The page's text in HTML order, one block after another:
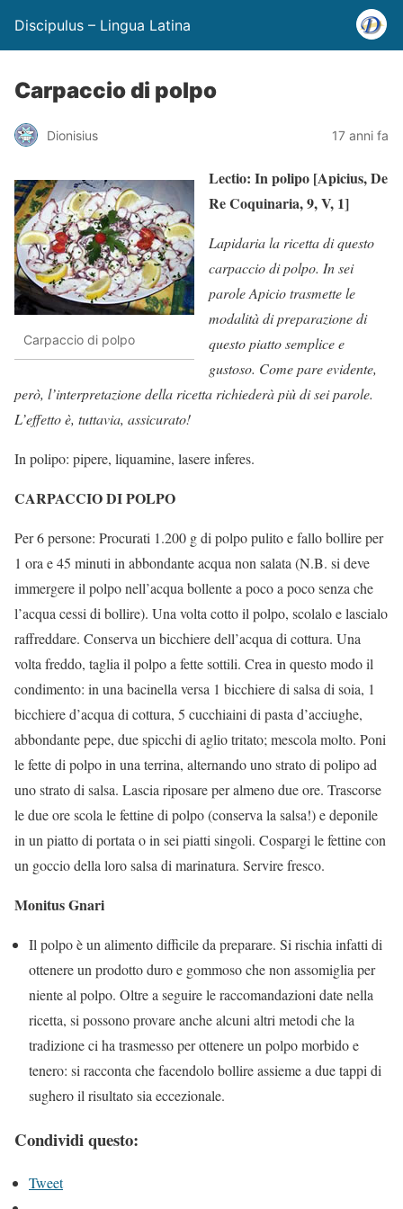
Discipulus – Lingua Latina
Carpaccio di polpo
Dionisius 17 anni fa
Carpaccio di polpo
Lectio: In polipo [Apicius, De
Re Coquinaria, 9, V, 1]
Lapidaria la ricetta di questo
carpaccio di polpo. In sei
parole Apicio trasmette le
modalità di preparazione di
questo piatto semplice e
gustoso. Come pare evidente,
però, l’interpretazione della ricetta richiederà più di sei parole.
L’effetto è, tuttavia, assicurato!
In polipo: pipere, liquamine, lasere inferes.
CARPACCIO DI POLPO
Per 6 persone: Procurati 1.200 g di polpo pulito e fallo bollire per
1 ora e 45 minuti in abbondante acqua non salata (N.B. si deve
immergere il polpo nell’acqua bollente a poco a poco senza che
l’acqua cessi di bollire). Una volta cotto il polpo, scolalo e lascialo
raffreddare. Conserva un bicchiere dell’acqua di cottura. Una
volta freddo, taglia il polpo a fette sottili. Crea in questo modo il
condimento: in una bacinella versa 1 bicchiere di salsa di soia, 1
bicchiere d’acqua di cottura, 5 cucchiaini di pasta d’acciughe,
abbondante pepe, due spicchi di aglio tritato; mescola molto. Poni
le fette di polpo in una terrina, alternando uno strato di polipo ad
uno strato di salsa. Lascia riposare per almeno due ore. Trascorse
le due ore scola le fettine di polpo (conserva la salsa!) e deponile
in un piatto di portata o in sei piatti singoli. Cospargi le fettine con
un goccio della loro salsa di marinatura. Servire fresco.
Monitus Gnari
Il polpo è un alimento difficile da preparare. Si rischia infatti di
ottenere un prodotto duro e gommoso che non assomiglia per
niente al polpo. Oltre a seguire le raccomandazioni date nella
ricetta, si possono provare anche alcuni altri metodi che la
tradizione ci ha trasmesso per ottenere un polpo morbido e
tenero: si racconta che facendolo bollire assieme a due tappi di
sughero il risultato sia eccezionale.
Condividi questo:
Tweet